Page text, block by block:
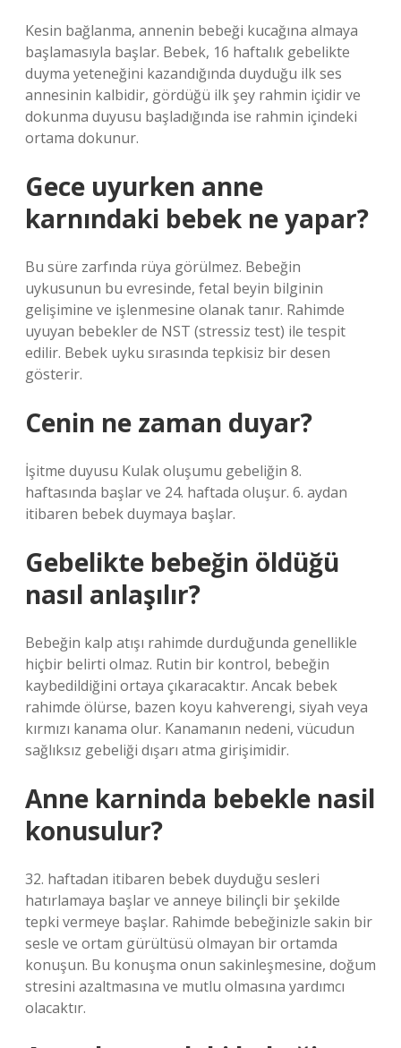
Kesin bağlanma, annenin bebeği kucağına almaya
başlamasıyla başlar. Bebek, 16 haftalık gebelikte
duyma yeteneğini kazandığında duyduğu ilk ses
annesinin kalbidir, gördüğü ilk şey rahmin içidir ve
dokunma duyusu başladığında ise rahmin içindeki
ortama dokunur.
Gece uyurken anne
karnındaki bebek ne yapar?
Bu süre zarfında rüya görülmez. Bebeğin
uykusunun bu evresinde, fetal beyin bilginin
gelişimine ve işlenmesine olanak tanır. Rahimde
uyuyan bebekler de NST (stressiz test) ile tespit
edilir. Bebek uyku sırasında tepkisiz bir desen
gösterir.
Cenin ne zaman duyar?
İşitme duyusu Kulak oluşumu gebeliğin 8.
haftasında başlar ve 24. haftada oluşur. 6. aydan
itibaren bebek duymaya başlar.
Gebelikte bebeğin öldüğü
nasıl anlaşılır?
Bebeğin kalp atışı rahimde durduğunda genellikle
hiçbir belirti olmaz. Rutin bir kontrol, bebeğin
kaybedildiğini ortaya çıkaracaktır. Ancak bebek
rahimde ölürse, bazen koyu kahverengi, siyah veya
kırmızı kanama olur. Kanamanın nedeni, vücudun
sağlıksız gebeliği dışarı atma girişimidir.
Anne karninda bebekle nasil
konusulur?
32. haftadan itibaren bebek duyduğu sesleri
hatırlamaya başlar ve anneye bilinçli bir şekilde
tepki vermeye başlar. Rahimde bebeğinizle sakin bir
sesle ve ortam gürültüsü olmayan bir ortamda
konuşun. Bu konuşma onun sakinleşmesine, doğum
stresini azaltmasına ve mutlu olmasına yardımcı
olacaktır.